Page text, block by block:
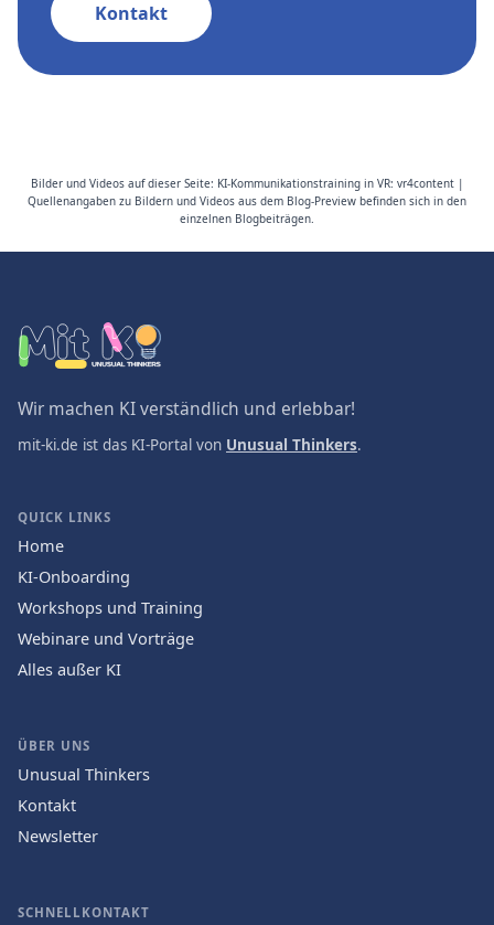
Kontakt
Bilder und Videos auf dieser Seite: KI-Kommunikationstraining in VR: vr4content |
Quellenangaben zu Bildern und Videos aus dem Blog-Preview befinden sich in den
einzelnen Blogbeiträgen.
Wir machen KI verständlich und erlebbar!
mit-ki.de ist das KI-Portal von Unusual Thinkers.
QUICK LINKS
Home
KI-Onboarding
Workshops und Training
Webinare und Vorträge
Alles außer KI
ÜBER UNS
Unusual Thinkers
Kontakt
Newsletter
SCHNELLKONTAKT